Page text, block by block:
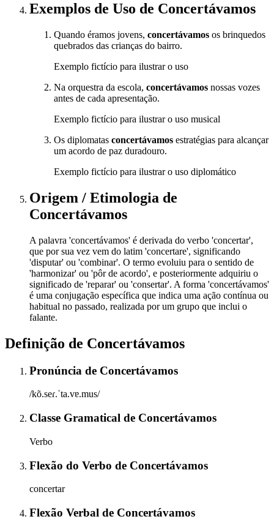
Exemplos de Uso de Concertávamos
Quando éramos jovens, concertávamos os brinquedos
quebrados das crianças do bairro.
Exemplo fictício para ilustrar o uso
Na orquestra da escola, concertávamos nossas vozes
antes de cada apresentação.
Exemplo fictício para ilustrar o uso musical
Os diplomatas concertávamos estratégias para alcançar
um acordo de paz duradouro.
Exemplo fictício para ilustrar o uso diplomático
Origem / Etimologia de
Concertávamos
A palavra 'concertávamos' é derivada do verbo 'concertar',
que por sua vez vem do latim 'concertare', significando
'disputar' ou 'combinar'. O termo evoluiu para o sentido de
'harmonizar' ou 'pôr de acordo', e posteriormente adquiriu o
significado de 'reparar' ou 'consertar'. A forma 'concertávamos'
é uma conjugação específica que indica uma ação contínua ou
habitual no passado, realizada por um grupo que inclui o
falante.
Definição de Concertávamos
Pronúncia de Concertávamos
/kõ.seɾ.ˈta.vɐ.mus/
Classe Gramatical de Concertávamos
Verbo
Flexão do Verbo de Concertávamos
concertar
Flexão Verbal de Concertávamos